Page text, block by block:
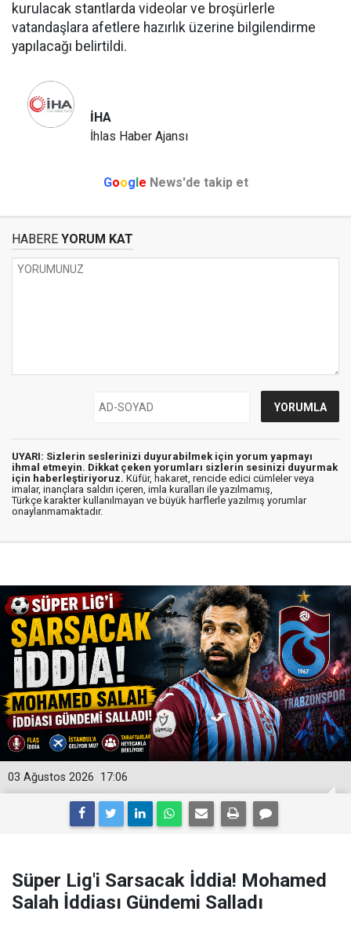
kurulacak stantlarda videolar ve broşürlerle
vatandaşlara afetlere hazırlık üzerine bilgilendirme
yapılacağı belirtildi.
İHA
İhlas Haber Ajansı
Google News'de takip et
HABERE YORUM KAT
UYARI: Sizlerin seslerinizi duyurabilmek için yorum yapmayı
ihmal etmeyin. Dikkat çeken yorumları sizlerin sesinizi duyurmak
için haberleştiriyoruz. Küfür, hakaret, rencide edici cümleler veya
imalar, inançlara saldırı içeren, imla kuralları ile yazılmamış,
Türkçe karakter kullanılmayan ve büyük harflerle yazılmış yorumlar
onaylanmamaktadır.
17:06
03 Ağustos 2026
Süper Lig'i Sarsacak İddia! Mohamed
Salah İddiası Gündemi Salladı